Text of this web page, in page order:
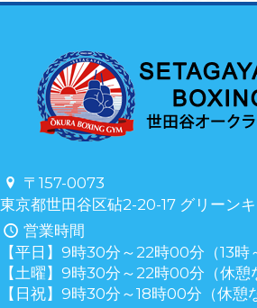
〒157-0073
東京都世田谷区砧2-20-17 グリーン
営業時間
【平日】9時30分～22時00分（13時
【土曜】9時30分～22時00分（休憩
【日祝】9時30分～18時00分（休憩